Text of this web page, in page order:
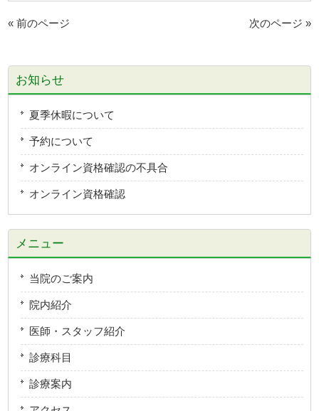
« 前のページ 次のページ »
お知らせ
夏季休暇について
予約について
オンライン資格確認の不具合
オンライン資格確認
メニュー
当院のご案内
院内紹介
医師・スタッフ紹介
診療科目
診療案内